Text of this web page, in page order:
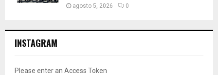
agosto 5, 2026 0
INSTAGRAM
Please enter an Access Token